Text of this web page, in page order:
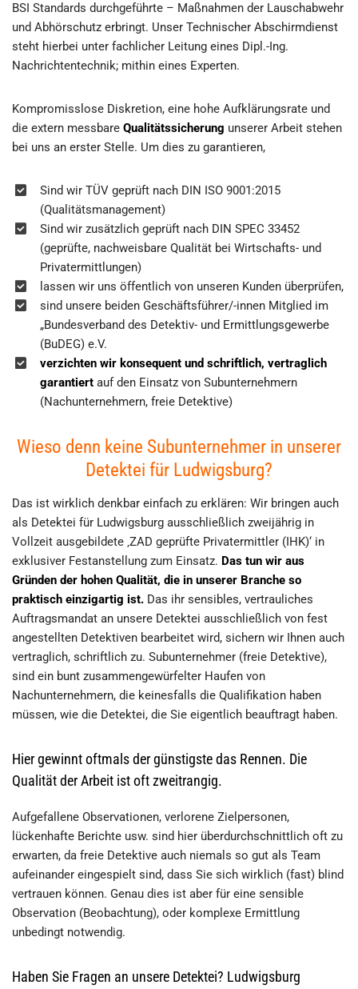
BSI Standards durchgeführte – Maßnahmen der Lauschabwehr
und Abhörschutz erbringt. Unser Technischer Abschirmdienst
steht hierbei unter fachlicher Leitung eines Dipl.-Ing.
Nachrichtentechnik; mithin eines Experten.
Kompromisslose Diskretion, eine hohe Aufklärungsrate und
die extern messbare Qualitätssicherung unserer Arbeit stehen
bei uns an erster Stelle. Um dies zu garantieren,
Sind wir TÜV geprüft nach DIN ISO 9001:2015
(Qualitätsmanagement)
Sind wir zusätzlich geprüft nach DIN SPEC 33452
(geprüfte, nachweisbare Qualität bei Wirtschafts- und
Privatermittlungen)
lassen wir uns öffentlich von unseren Kunden überprüfen,
sind unsere beiden Geschäftsführer/-innen Mitglied im
„Bundesverband des Detektiv- und Ermittlungsgewerbe
(BuDEG) e.V.
verzichten wir konsequent und schriftlich, vertraglich
garantiert auf den Einsatz von Subunternehmern
(Nachunternehmern, freie Detektive)
Wieso denn keine Subunternehmer in unserer
Detektei für Ludwigsburg?
Das ist wirklich denkbar einfach zu erklären: Wir bringen auch
als Detektei für Ludwigsburg ausschließlich zweijährig in
Vollzeit ausgebildete ‚ZAD geprüfte Privatermittler (IHK)‘ in
exklusiver Festanstellung zum Einsatz. Das tun wir aus
Gründen der hohen Qualität, die in unserer Branche so
praktisch einzigartig ist. Das ihr sensibles, vertrauliches
Auftragsmandat an unsere Detektei ausschließlich von fest
angestellten Detektiven bearbeitet wird, sichern wir Ihnen auch
vertraglich, schriftlich zu. Subunternehmer (freie Detektive),
sind ein bunt zusammengewürfelter Haufen von
Nachunternehmern, die keinesfalls die Qualifikation haben
müssen, wie die Detektei, die Sie eigentlich beauftragt haben.
Hier gewinnt oftmals der günstigste das Rennen. Die
Qualität der Arbeit ist oft zweitrangig.
Aufgefallene Observationen, verlorene Zielpersonen,
lückenhafte Berichte usw. sind hier überdurchschnittlich oft zu
erwarten, da freie Detektive auch niemals so gut als Team
aufeinander eingespielt sind, dass Sie sich wirklich (fast) blind
vertrauen können. Genau dies ist aber für eine sensible
Observation (Beobachtung), oder komplexe Ermittlung
unbedingt notwendig.
Haben Sie Fragen an unsere Detektei? Ludwigsburg